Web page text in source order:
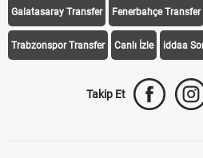
Galatasaray Transfer Fenerbahçe Transfer
Trabzonspor Transfer Canlı İzle iddaa
Takip Et